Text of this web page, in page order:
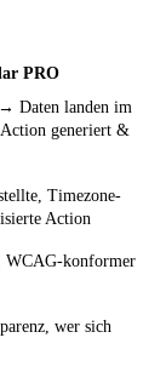
PRO
Daten landen im
generiert &
Timezone-
Action
WCAG-konformer
wer sich